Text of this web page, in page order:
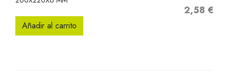
Precio
2,58 €
Añadir al carrito